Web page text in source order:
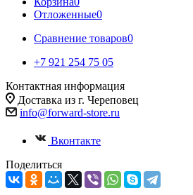
Отложенные0
Сравнение товаров0
+7 921 254 75 05
Контактная информация
Доставка из г. Череповец
info@forward-store.ru
Вконтакте
Поделиться